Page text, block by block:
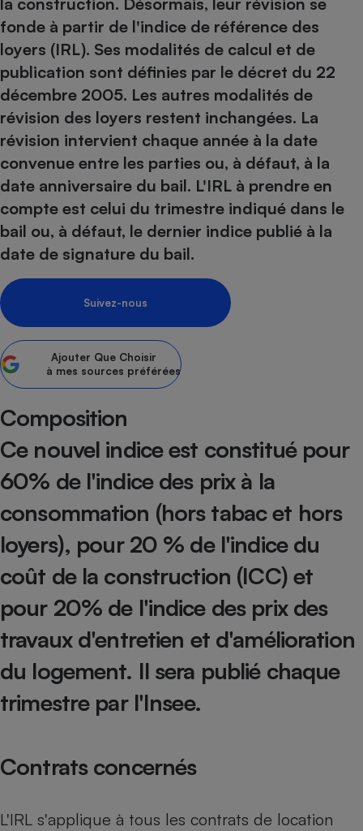
fonde à partir de l'indice de référence des
loyers (IRL). Ses modalités de calcul et de
publication sont définies par le décret du 22
décembre 2005. Les autres modalités de
révision des loyers restent inchangées. La
révision intervient chaque année à la date
convenue entre les parties ou, à défaut, à la
date anniversaire du bail. L'IRL à prendre en
compte est celui du trimestre indiqué dans le
bail ou, à défaut, le dernier indice publié à la
date de signature du bail.
Suivez-nous
Ajouter Que Choisir
à mes sources préférées
Composition
Ce nouvel indice est constitué pour
60% de l'indice des prix à la
consommation (hors tabac et hors
loyers), pour 20 % de l'indice du
coût de la construction (ICC) et
pour 20% de l'indice des prix des
travaux d'entretien et d'amélioration
du logement. Il sera publié chaque
trimestre par l'Insee.
Contrats concernés
L'IRL s'applique à tous les contrats de location
Sécurité - Hygiène
Supermarché - Drive
bouteille
Assurance
Banque - Crédit
Epargne - Fiscalité
Assurance emprunteur
Banque
Circulation routière
Contrôle technique -
Pièce détachée
Moto
Comparateur auto
Supermarché - Drive
Comparatif
Comparatif plaque à
Comparatif hotte
Comparatif climatiseur
Comparatif aspirateur
Comparatif aspirateur
Comparatif robot cuiseur
Comparatif centrale
Lave-linge
Électricité - Gaz
Comparatif casque audio
Comparatif barre de son
Comparatif imprimante
Comparatif ordinateur
Comparatif ultrabook
Comparatif tablette
Image et son
Informatique
Téléviseur
Crédit immobilier
Comparatif tondeuse
Comparatif poêle à
Comparatif radiateur
Aménagement
Bricolage - Jardinage
Produit d'entretien
Sécurité domestique
Matelas
Radiateur électrique
Hygiène - Beauté
Maladie - Médecine -
Système de santé -
Antimoustique
Maison de retraite
Retraite
Choisir son fioul
Choisir son pellet
Comparateur assurance emprunteur
Energie Moins Chère Ensemble
Tous les comparateurs
Toutes les cartes interactives
connexion Internet